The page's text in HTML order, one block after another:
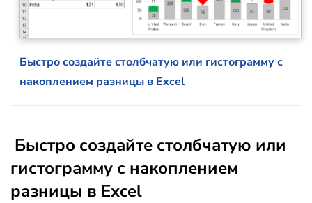
Быстро создайте столбчатую или гистограмму с
накоплением разницы в Excel
Быстро создайте столбчатую или
гистограмму с накоплением
разницы в Excel